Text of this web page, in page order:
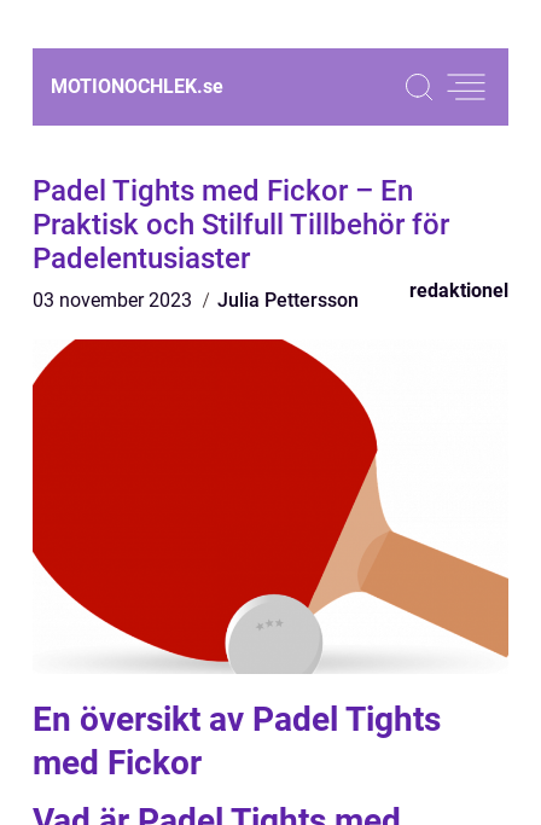
MOTIONOCHLEK.se
Padel Tights med Fickor – En
Praktisk och Stilfull Tillbehör för
Padelentusiaster
03 november 2023 Julia Pettersson redaktionel
En översikt av Padel Tights
med Fickor